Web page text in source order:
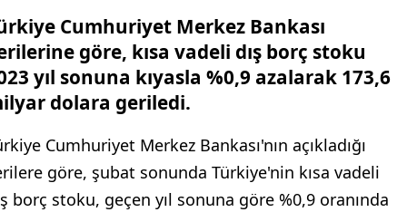
Cumhuriyet Merkez Bankası
göre, kısa vadeli dış borç stoku
yıl sonuna kıyasla %0,9 azalarak 173,6
dolara geriledi.
Cumhuriyet Merkez Bankası'nın açıkladığı
göre, şubat sonunda Türkiye'nin kısa vadeli
borç stoku, geçen yıl sonuna göre %0,9 oranında